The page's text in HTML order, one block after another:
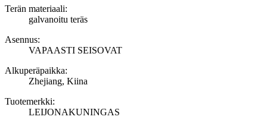
Terän materiaali:
galvanoitu teräs
Asennus:
VAPAASTI SEISOVAT
Alkuperäpaikka:
Zhejiang, Kiina
Tuotemerkki:
LEIJONAKUNINGAS